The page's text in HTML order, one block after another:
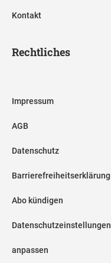
Kontakt
Rechtliches
Impressum
AGB
Datenschutz
Barrierefreiheitserklärung
Abo kündigen
Datenschutzeinstellungen
anpassen